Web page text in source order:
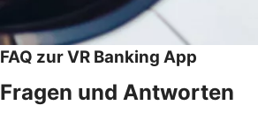
FAQ zur VR Banking App
Fragen und Antworten